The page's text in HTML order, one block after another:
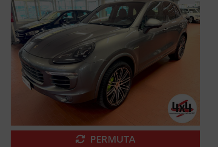
🔍
PERMUTA